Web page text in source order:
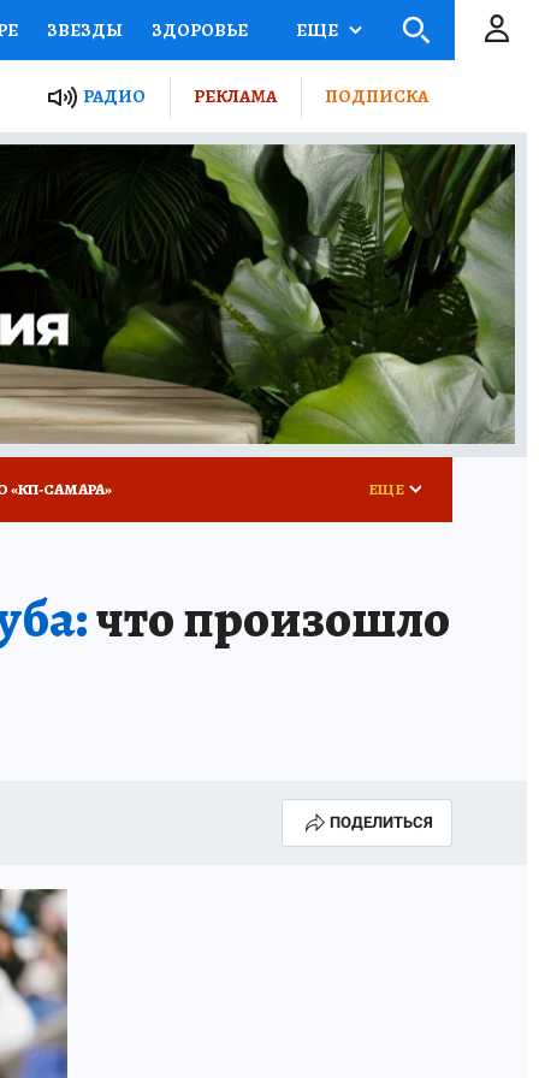
ЗВЕЗДЫ ЗДОРОВЬЕ
ПРОЕКТЫ РОССИИ
ПУТЕВОДИТЕЛЬ
ТУРИЗМ
ВСЕ О КП РАДИО КП
ЕЩЕ
РАДИО РЕКЛАМА ПОДПИСКА
«КП-САМАРА»
ДЕНЬ ПОБЕДЫ В САМАРЕ 2025
ЕЩЕ
что произошло
ПОДЕЛИТЬСЯ